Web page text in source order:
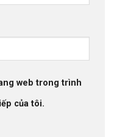
web trong trình
của tôi.